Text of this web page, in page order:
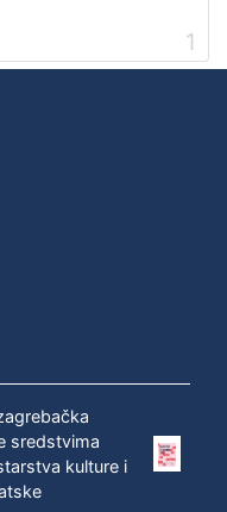
1
sredstvima
kulture i